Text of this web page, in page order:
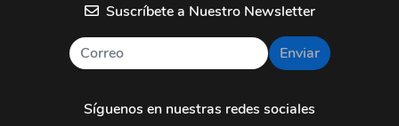
Suscríbete a Nuestro Newsletter
Enviar
Síguenos en nuestras redes sociales